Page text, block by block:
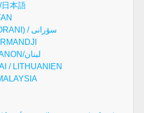
本語
KURDE (SORANI) / سۆرانی
LIBAN/LEBANON/لبنان
/ LITHUANIEN